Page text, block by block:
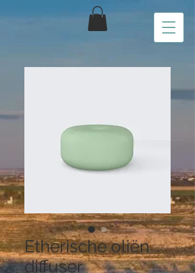
Etherische oliën
diffuser